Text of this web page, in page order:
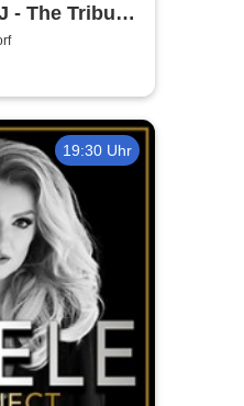
- The Tribute
19:30 Uhr